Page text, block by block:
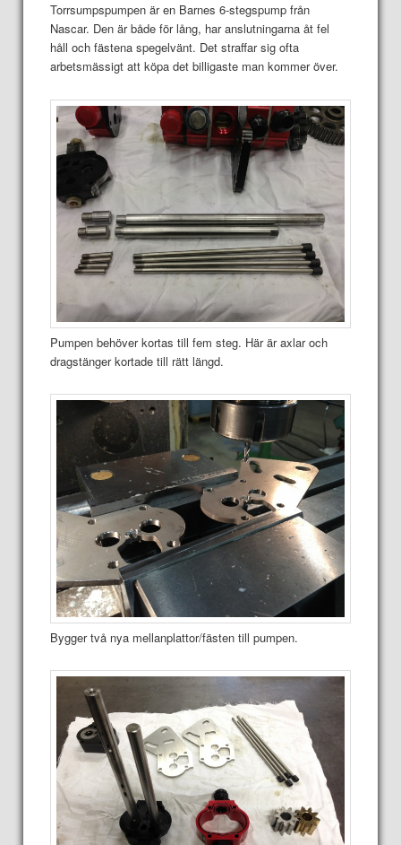
Torrsumpspumpen är en Barnes 6-stegspump från
Nascar. Den är både för lång, har anslutningarna åt fel
håll och fästena spegelvänt. Det straffar sig ofta
arbetsmässigt att köpa det billigaste man kommer över.
Pumpen behöver kortas till fem steg. Här är axlar och
dragstänger kortade till rätt längd.
Bygger två nya mellanplattor/fästen till pumpen.